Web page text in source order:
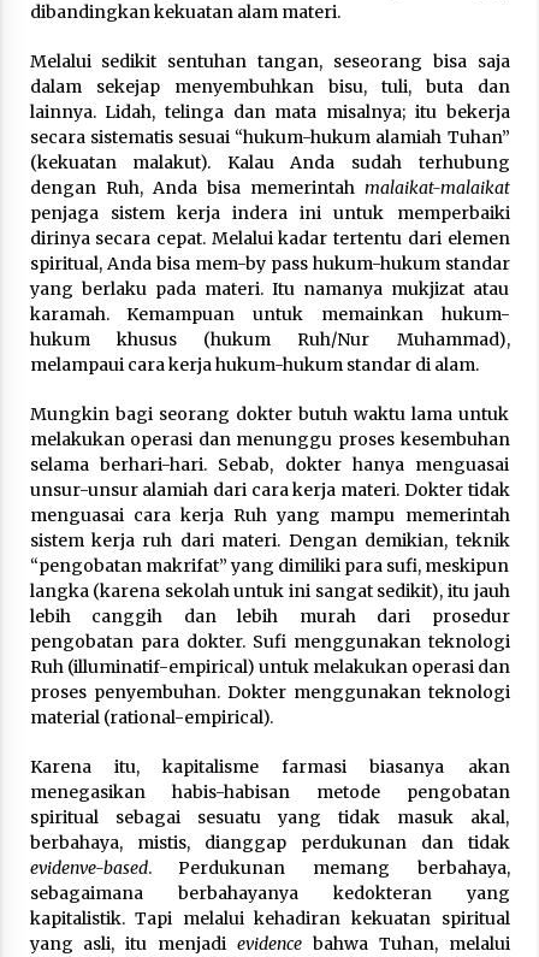
dibandingkan kekuatan alam materi.
Melalui sedikit sentuhan tangan, seseorang bisa saja
dalam sekejap menyembuhkan bisu, tuli, buta dan
lainnya. Lidah, telinga dan mata misalnya; itu bekerja
secara sistematis sesuai “hukum-hukum alamiah Tuhan”
(kekuatan malakut). Kalau Anda sudah terhubung
dengan Ruh, Anda bisa memerintah malaikat-malaikat
penjaga sistem kerja indera ini untuk memperbaiki
dirinya secara cepat. Melalui kadar tertentu dari elemen
spiritual, Anda bisa mem-by pass hukum-hukum standar
yang berlaku pada materi. Itu namanya mukjizat atau
karamah. Kemampuan untuk memainkan hukum-
hukum khusus (hukum Ruh/Nur Muhammad),
melampaui cara kerja hukum-hukum standar di alam.
Mungkin bagi seorang dokter butuh waktu lama untuk
melakukan operasi dan menunggu proses kesembuhan
selama berhari-hari. Sebab, dokter hanya menguasai
unsur-unsur alamiah dari cara kerja materi. Dokter tidak
menguasai cara kerja Ruh yang mampu memerintah
sistem kerja ruh dari materi. Dengan demikian, teknik
“pengobatan makrifat” yang dimiliki para sufi, meskipun
langka (karena sekolah untuk ini sangat sedikit), itu jauh
lebih canggih dan lebih murah dari prosedur
pengobatan para dokter. Sufi menggunakan teknologi
Ruh (illuminatif-empirical) untuk melakukan operasi dan
proses penyembuhan. Dokter menggunakan teknologi
material (rational-empirical).
Karena itu, kapitalisme farmasi biasanya akan
menegasikan habis-habisan metode pengobatan
spiritual sebagai sesuatu yang tidak masuk akal,
berbahaya, mistis, dianggap perdukunan dan tidak
evidenve-based. Perdukunan memang berbahaya,
sebagaimana berbahayanya kedokteran yang
kapitalistik. Tapi melalui kehadiran kekuatan spiritual
yang asli, itu menjadi evidencebahwa Tuhan, melalui